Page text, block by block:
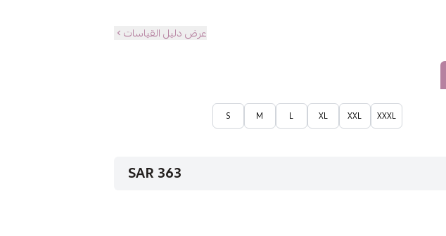
عرض دليل القياسات
XXXL
XXL
XL
L
M
S
363 SAR